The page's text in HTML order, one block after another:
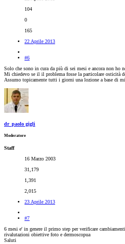
104
0
165
22 Aprile 2013
#6
Solo che sono in cura da più di sei mesi e ancora non ho
Mi chiedevo se il il problema fosse la particolare osticità
Assumo topicamente tutti i giorni una lozione a base di
dr_paolo gigli
Moderatore
Staff
16 Marzo 2003
31,179
1,391
2,015
23 Aprile 2013
#7
6 mesi e' in genere il primo step per verificare
rivalutazioni obiettive foto e dermoscopua
Saluti